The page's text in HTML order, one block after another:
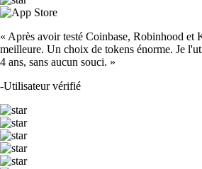
« Après avoir testé Coinbase, Robinhood et
meilleure. Un choix de tokens énorme. Je
4 ans, sans aucun souci. »
-Utilisateur vérifié